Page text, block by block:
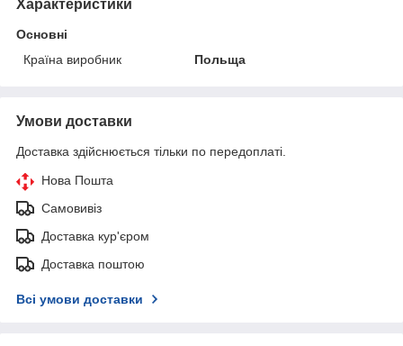
Характеристики
Основні
Країна виробник
Польща
Умови доставки
Доставка здійснюється тільки по передоплаті.
Нова Пошта
Самовивіз
Доставка кур'єром
Доставка поштою
Всі умови доставки